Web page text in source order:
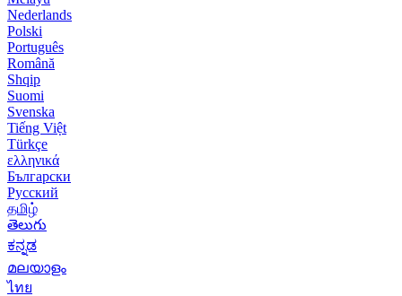
Nederlands
Polski
Português
Română
Shqip
Suomi
Svenska
Tiếng Việt
Türkçe
ελληνικά
Български
Русский
தமிழ்
తెలుగు
ಕನ್ನಡ
മലയാളം
ไทย